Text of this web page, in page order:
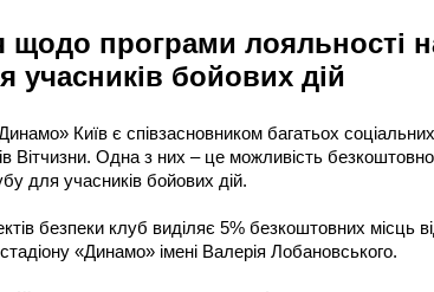
щодо програми лояльності
учасників бойових дій
Київ є співзасновником багатьох
Вітчизни. Одна з них – це можливість
для учасників бойових дій.
безпеки клуб виділяє 5% безкоштовних місць
«Динамо» імені Валерія Лобановського.